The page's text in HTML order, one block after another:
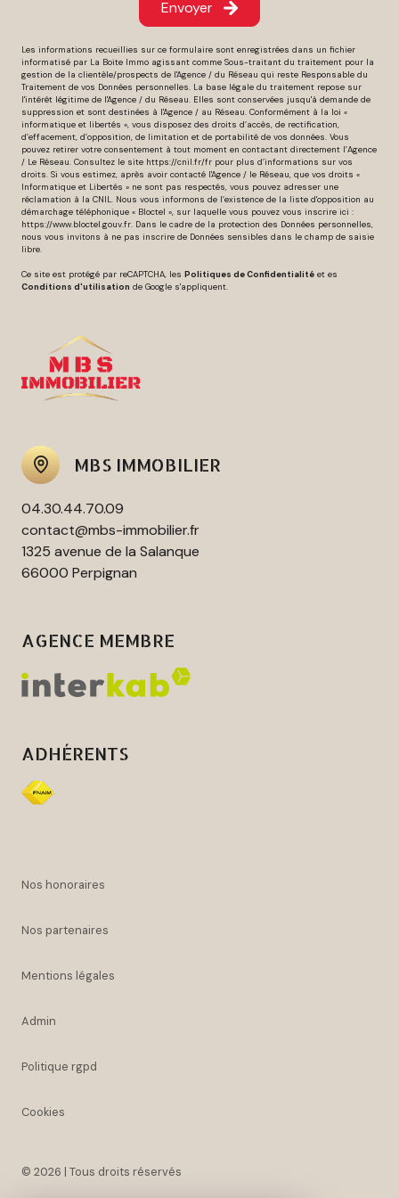
Pour tout achat d'un bien, notre agence
immobilière à Perpignan est à votre service pour
vous accompagner dans votre projet ou pour
effectuer un estimation gratuite.
Pour tout renseignement, n'hésitez pas à nous
contacter en nous écrivant un mail à l'adresse
contact@MBS Immobilier-immobilier.fr, en nous
passant un coup de téléphone au
04.30.44.70.09, à venir directement nous voir à
Salanque ou, tout simplement, en remplissant le
informatisé par La Boite Immo agissant comme Sous-traitant du traitement pour la
gestion de la clientèle/prospects de l'Agence / du Réseau qui reste Responsable du
Traitement de vos Données personnelles. La base légale du traitement repose sur
l'intérêt légitime de l'Agence / du Réseau. Elles sont conservées jusqu'à demande de
suppression et sont destinées à l'Agence / au Réseau. Conformément à la loi «
informatique et libertés », vous disposez des droits d’accès, de rectification,
d’effacement, d’opposition, de limitation et de portabilité de vos données. Vous
pouvez retirer votre consentement à tout moment en contactant directement l’Agence
/ Le Réseau. Consultez le sitehttps://cnil.fr/frpour plus d’informations sur vos
droits. Si vous estimez, après avoir contacté l'Agence / le Réseau, que vos droits «
Informatique et Libertés » ne sont pas respectés, vous pouvez adresser une
réclamation à la CNIL. Nous vous informons de l’existence de la liste d'opposition au
démarchage téléphonique « Bloctel », sur laquelle vous pouvez vous inscrire ici :
https://www.bloctel.gouv.fr . Dans le cadre de la protection des Données personnelles,
nous vous invitons à ne pas inscrire de Données sensibles dans le champ de saisie
libre.
Conditions d'utilisationde Google s'appliquent.
MBS IMMOBILIER
04.30.44.70.09
contact@mbs-immobilier.fr
1325 avenue de la Salanque
66000 Perpignan
AGENCE MEMBRE
ADHÉRENTS
nos honoraires
nos partenaires
mentions légales
admin
politique rgpd
cookies
© 2026 | Tous droits réservés